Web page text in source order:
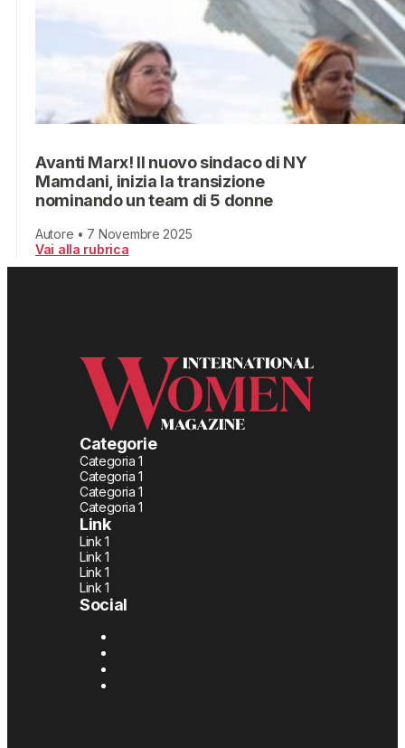
Avanti Marx! Il nuovo sindaco di NY
Mamdani, inizia la transizione
nominando un team di 5 donne
Autore • 7 Novembre 2025
Vai alla rubrica
Categorie
Categoria 1
Categoria 1
Categoria 1
Categoria 1
Link
Link 1
Link 1
Link 1
Link 1
Social